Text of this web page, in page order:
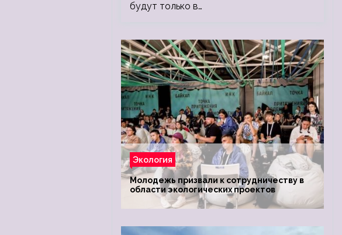
будут только в…
Экология
Молодежь призвали к сотрудничеству в
области экологических проектов